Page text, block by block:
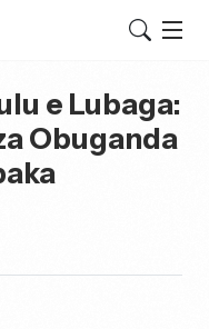
e Lubaga:
Obuganda